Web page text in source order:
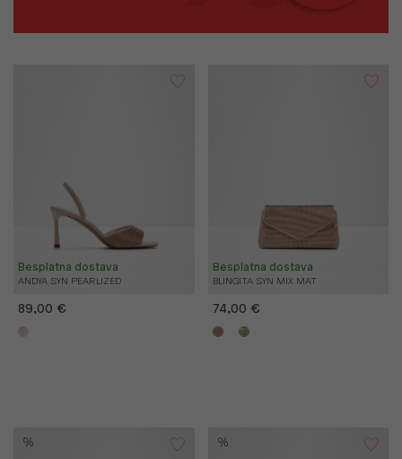
ANDYA SYN PEARLIZED
Besplatna dostava
89,00 €
BLINGITA SYN MIX MAT
Besplatna dostava
74,00 €
% %